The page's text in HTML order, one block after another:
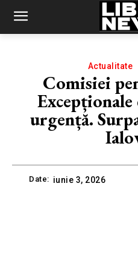
Actualitate
Comisiei
Excepționale
urgență.
Date: iunie 3, 2026